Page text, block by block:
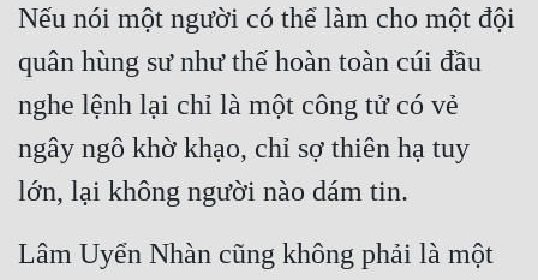
Nếu nói một người có thể làm cho một đội
quân hùng sư như thế hoàn toàn cúi đầu
nghe lệnh lại chỉ là một công tử có vẻ
ngây ngô khờ khạo, chỉ sợ thiên hạ tuy
lớn, lại không người nào dám tin.
Lâm Uyển Nhàn cũng không phải là một